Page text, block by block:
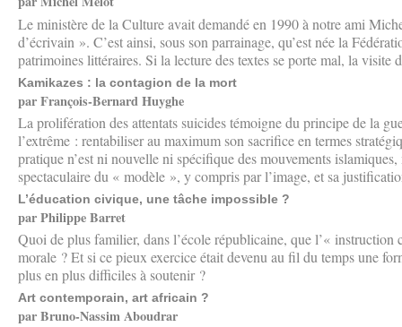
Le ministère de la Culture avait demandé en 1990 à notre ami
d’écrivain ». C’est ainsi, sous son parrainage, qu’est née la
patrimoines littéraires. Si la lecture des textes se porte mal, la visite
Kamikazes : la contagion de la mort
par François-Bernard Huyghe
La prolifération des attentats suicides témoigne du principe de la
l’extrême : rentabiliser au maximum son sacrifice en termes
pratique n’est ni nouvelle ni spécifique des mouvements
spectaculaire du « modèle », y compris par l’image, et sa
L’éducation civique, une tâche impossible ?
par Philippe Barret
Quoi de plus familier, dans l’école républicaine, que l’«
morale ? Et si ce pieux exercice était devenu au fil du temps une
plus en plus difficiles à soutenir ?
Art contemporain, art africain ?
par Bruno-Nassim Aboudrar